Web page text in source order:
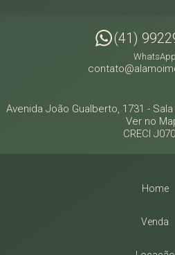
(41)
WhatsApp
Avenida João Gualberto, 1731 - Sala
Ver no
CRECI
Home
Venda